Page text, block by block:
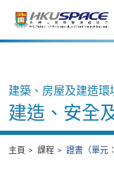
Main
建築、房屋及建造環
建造、安全
主頁 課程 證書（單元